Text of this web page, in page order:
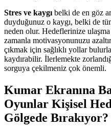
Stres ve kaygı belki de en göz
duyduğunuz o kaygı, belki de
neden olur. Hedeflerinize
zamanla motivasyonunuzu
çıkmak için sağlıklı yollar
kaydırabilir. İlerlemekte
sorguya çekilmeniz çok önemli.
Kumar Ekranına
Oyunlar Kişisel
Gölgede Bırakıyor?